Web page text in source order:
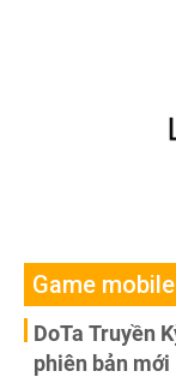
Game mobile
DoTa Truyền
phiên bản mới